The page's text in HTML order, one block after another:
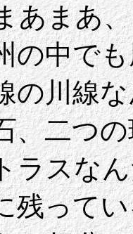
あまあ
の中で
の川線
、二つ
ラスな
残って